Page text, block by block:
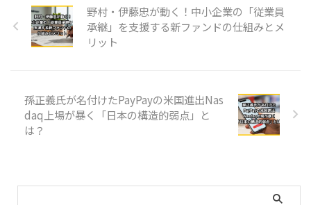
野村・伊藤忠が動く！中小企業の「従業員
承継」を支援する新ファンドの仕組みとメ
リット
孫正義氏が名付けたPayPayの米国進出Nas
daq上場が暴く「日本の構造的弱点」と
は？